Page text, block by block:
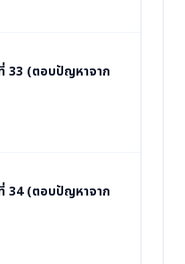
33 (ตอบปัญหาจาก
34 (ตอบปัญหาจาก